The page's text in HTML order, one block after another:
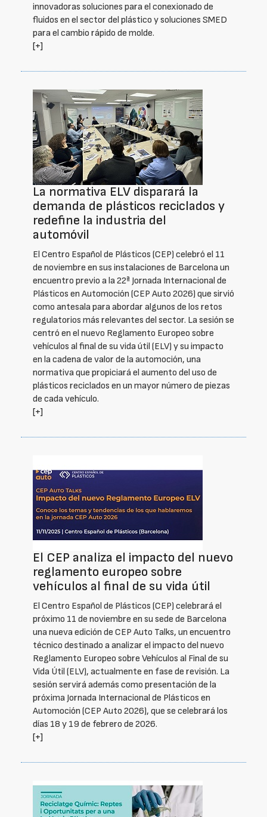
innovadoras soluciones para el conexionado de
fluidos en el sector del plástico y soluciones SMED
para el cambio rápido de molde.
[+]
La normativa ELV disparará la
demanda de plásticos reciclados y
redefine la industria del
automóvil
El Centro Español de Plásticos (CEP) celebró el 11
de noviembre en sus instalaciones de Barcelona un
encuentro previo a la 22ª Jornada Internacional de
Plásticos en Automoción (CEP Auto 2026) que sirvió
como antesala para abordar algunos de los retos
regulatorios más relevantes del sector. La sesión se
centró en el nuevo Reglamento Europeo sobre
vehículos al final de su vida útil (ELV) y su impacto
en la cadena de valor de la automoción, una
normativa que propiciará el aumento del uso de
plásticos reciclados en un mayor número de piezas
de cada vehículo.
[+]
El CEP analiza el impacto del nuevo
reglamento europeo sobre
vehículos al final de su vida útil
El Centro Español de Plásticos (CEP) celebrará el
próximo 11 de noviembre en su sede de Barcelona
una nueva edición de CEP Auto Talks, un encuentro
técnico destinado a analizar el impacto del nuevo
Reglamento Europeo sobre Vehículos al Final de su
Vida Útil (ELV), actualmente en fase de revisión. La
sesión servirá además como presentación de la
próxima Jornada Internacional de Plásticos en
Automoción (CEP Auto 2026), que se celebrará los
días 18 y 19 de febrero de 2026.
[+]